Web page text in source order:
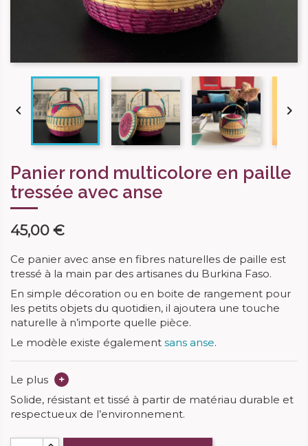
 
Panier rond multicolore en paille
tressée avec anse
45,00 €
Ce panier avec anse en fibres naturelles de paille est
tressé à la main par des artisanes du Burkina Faso.
En simple décoration ou en boite de rangement pour
les petits objets du quotidien, il ajoutera une touche
naturelle à n’importe quelle pièce.
Le modèle existe également sans anse.
Le plus
+
Solide, résistant et tissé à partir de matériau durable et
respectueux de l’environnement.